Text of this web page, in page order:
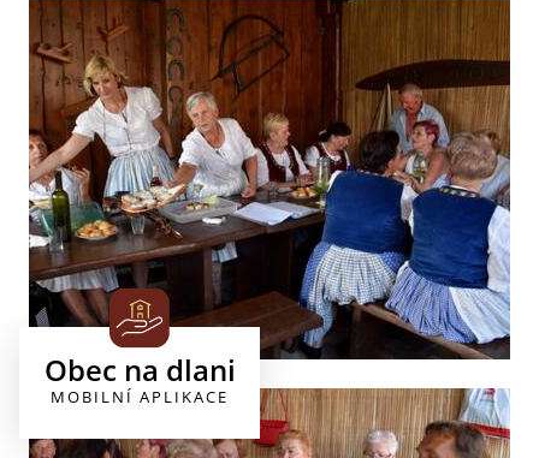
Obec na dlani
MOBILNÍ APLIKACE